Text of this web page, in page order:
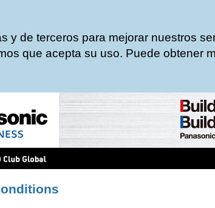
y de terceros para mejorar nuestros
que acepta su uso. Puede obtener